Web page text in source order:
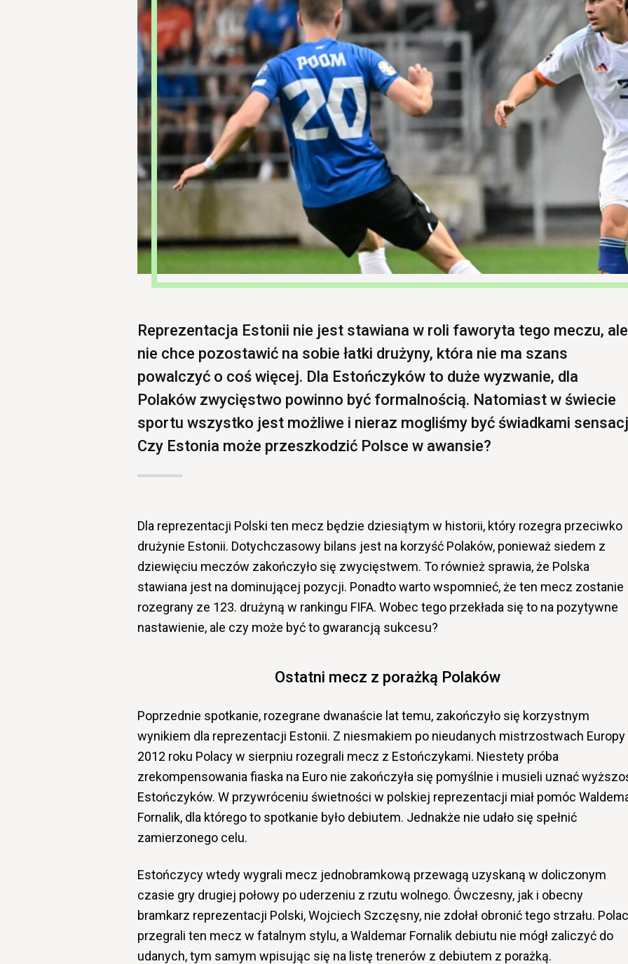
Reprezentacja Estonii nie jest stawiana w roli faworyta tego meczu, ale
nie chce pozostawić na sobie łatki drużyny, która nie ma szans
powalczyć o coś więcej. Dla Estończyków to duże wyzwanie, dla
Polaków zwycięstwo powinno być formalnością. Natomiast w świecie
sportu wszystko jest możliwe i nieraz mogliśmy być świadkami
Czy Estonia może przeszkodzić Polsce w awansie?
Dla reprezentacji Polski ten mecz będzie dziesiątym w historii, który rozegra przeciwko
drużynie Estonii. Dotychczasowy bilans jest na korzyść Polaków, ponieważ siedem z
dziewięciu meczów zakończyło się zwycięstwem. To również sprawia, że Polska
stawiana jest na dominującej pozycji. Ponadto warto wspomnieć, że ten mecz zostanie
rozegrany ze 123. drużyną w rankingu FIFA. Wobec tego przekłada się to na pozytywne
nastawienie, ale czy może być to gwarancją sukcesu?
Ostatni mecz z porażką Polaków
Poprzednie spotkanie, rozegrane dwanaście lat temu, zakończyło się korzystnym
wynikiem dla reprezentacji Estonii. Z niesmakiem po nieudanych mistrzostwach Europy
2012 roku Polacy w sierpniu rozegrali mecz z Estończykami. Niestety próba
zrekompensowania fiaska na Euro nie zakończyła się pomyślnie i musieli uznać
Estończyków. W przywróceniu świetności w polskiej reprezentacji miał pomóc
Fornalik, dla którego to spotkanie było debiutem. Jednakże nie udało się spełnić
zamierzonego celu.
Estończycy wtedy wygrali mecz jednobramkową przewagą uzyskaną w doliczonym
czasie gry drugiej połowy po uderzeniu z rzutu wolnego. Ówczesny, jak i obecny
bramkarz reprezentacji Polski, Wojciech Szczęsny, nie zdołał obronić tego strzału.
przegrali ten mecz w fatalnym stylu, a Waldemar Fornalik debiutu nie mógł zaliczyć do
udanych, tym samym wpisując się na listę trenerów z debiutem z porażką.